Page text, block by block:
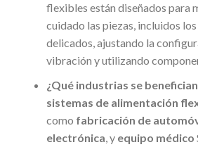
flexibles están diseñados para
cuidado las piezas, incluidos
delicados, ajustando la
vibración y utilizando
¿Qué industrias se
sistemas de alimentación
como fabricación de
electrónica , y equipo médico